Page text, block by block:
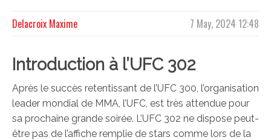
7 May, 2024 12:48
Delacroix Maxime
Introduction à l’UFC 302
Après le succès retentissant de l’UFC 300, l’organisation
leader mondial de MMA, l’UFC, est très attendue pour
sa prochaine grande soirée. L’UFC 302 ne dispose peut-
être pas de l’affiche remplie de stars comme lors de la